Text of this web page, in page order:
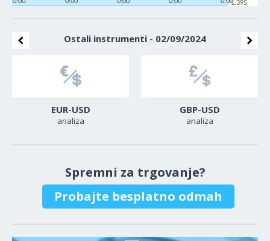
1.395
Ostali instrumenti - 02/09/2024
EUR-USD
analiza
GBP-USD
analiza
Spremni za trgovanje?
Probajte besplatno odmah